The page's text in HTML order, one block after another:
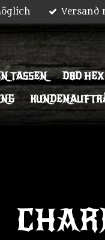
Versand
TASSEN
DBD